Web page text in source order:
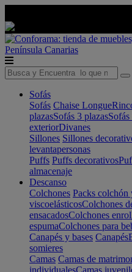
Península Canarias
Sofás
Sofás Chaise Longue
plazasSofás 3 plazas
exteriorDivanes
Sillones Sillones
levantapersonas
Puffs Puffs decorativos
almacenaje
Descanso
Colchones Packs colchón
viscoelásticosColchones
ensacadosColchones
espumaColchones para
Canapés y bases Canapés
somieres
Camas Camas de
individualesCamas